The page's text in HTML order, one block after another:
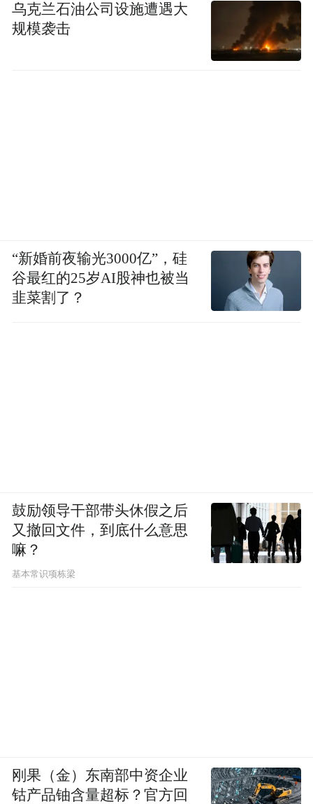
乌克兰石油公司设施遭遇大
规模袭击
“新婚前夜输光3000亿”，硅
谷最红的25岁AI股神也被当
韭菜割了？
鼓励领导干部带头休假之后
又撤回文件，到底什么意思
嘛？
基本常识项栋梁
刚果（金）东南部中资企业
钴产品铀含量超标？官方回